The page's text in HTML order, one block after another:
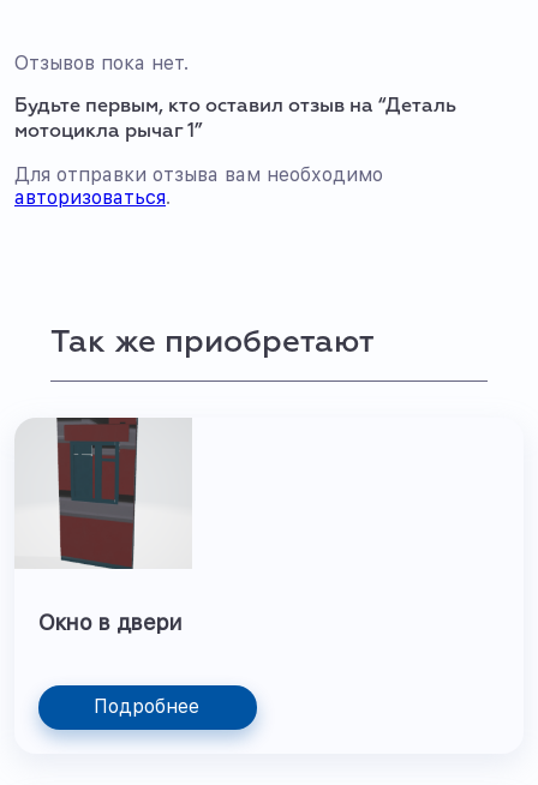
Отзывов пока нет.
Будьте первым, кто оставил отзыв на “Деталь
мотоцикла рычаг 1”
Для отправки отзыва вам необходимо
авторизоваться.
Так же приобретают
Окно в двери
Подробнее